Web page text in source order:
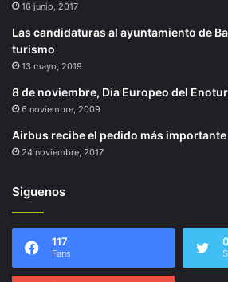
16 junio, 2017
Las candidaturas al ayuntamiento de
turismo
13 mayo, 2019
8 de noviembre, Día Europeo del
6 noviembre, 2009
Airbus recibe el pedido más
24 noviembre, 2017
Siguenos
117
Fans
0